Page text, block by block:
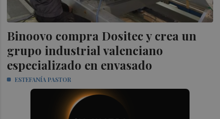
Binoovo compra Dositec y crea un
grupo industrial valenciano
especializado en envasado
ESTEFANÍA PASTOR